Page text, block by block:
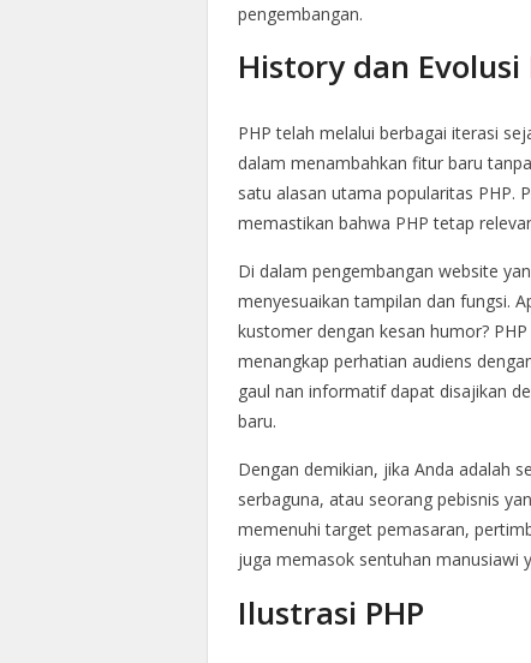
pengembangan.
History dan Evolusi
PHP telah melalui berbagai iterasi
dalam menambahkan fitur baru
satu alasan utama popularitas PHP.
memastikan bahwa PHP tetap
Di dalam pengembangan website
menyesuaikan tampilan dan fungsi.
kustomer dengan kesan humor?
menangkap perhatian audiens
gaul nan informatif dapat disajikan
baru.
Dengan demikian, jika Anda adalah
serbaguna, atau seorang pebisnis
memenuhi target pemasaran,
juga memasok sentuhan manusiawi
Ilustrasi PHP